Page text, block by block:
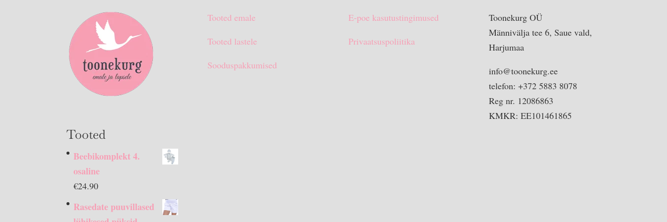
Tooted
Beebikomplekt 4.
osaline
€24.90
Rasedate puuvillased
Tooted emale
Tooted lastele
Sooduspakkumised
E-poe kasutustingimused
Privaatsuspoliitika
Toonekurg OÜ
Männivälja tee 6, Saue vald,
Harjumaa
info@toonekurg.ee
telefon: +372 5883 8078
Reg nr. 12086863
KMKR: EE101461865